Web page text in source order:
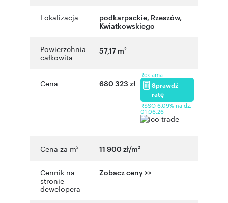
Lokalizacja podkarpackie, Rzeszów,
Kwiatkowskiego
Powierzchnia
całkowita
57,17 m2
Cena 680 323 zł
Reklama
Sprawdź
ratę
RSSO 6,09% na dz.
01.06.26
Cena za m2 11 900 zł/m2
Cennik na
stronie
dewelopera
Zobacz ceny >>